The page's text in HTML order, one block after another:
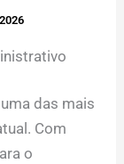
das mais
Com
o